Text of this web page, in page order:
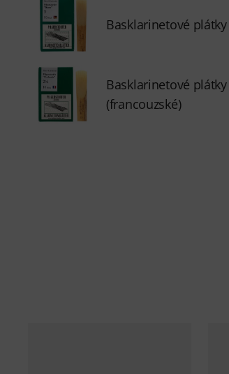
Basklarinetové
Basklarinetové plátky
(francouzské)